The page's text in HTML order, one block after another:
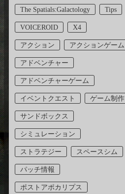
The Spatials:Galactology Tips
VOICEROID X4
アクション アクションゲーム
アドベンチャー
アドベンチャーゲーム
イベントクエスト ゲーム制作
サンドボックス
シミュレーション
ストラテジー スペースシム
パッチ情報
ポストアポカリプス